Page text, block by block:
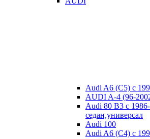
Audi A6 (C5) с
AUDI A-4 (96-
Audi 80 В3 с 1986-
седан,универсал
Audi 100
Audi A6 (C4) с